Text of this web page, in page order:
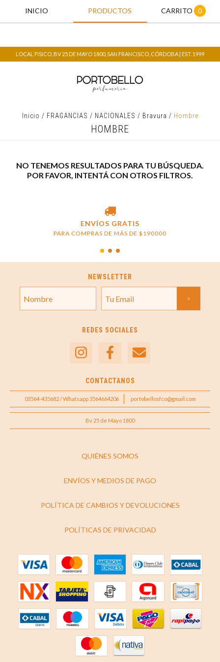
INICIO PRODUCTOS CARRITO 0
LOCAL FISICO, BV 25 DE MAYO 1800, SAN FRANCISCO, CÓRDOBA | EST. 1999
Inicio / FRAGANCIAS / NACIONALES / Bravura / Hombre
HOMBRE
NO TENEMOS RESULTADOS PARA TU BÚSQUEDA.
POR FAVOR, INTENTÁ CON OTROS FILTROS.
ENVÍOS GRATIS
PARA COMPRAS DE MÁS DE $190000
NEWSLETTER
REDES SOCIALES
CONTACTANOS
03564-435682 / Whatsapp 3564664206 portobellosfco@gmail.com
Bv 25 de Mayo 1800
QUIÉNES SOMOS
ENVÍOS Y MEDIOS DE PAGO
POLÍTICA DE CAMBIOS Y DEVOLUCIONES
POLÍTICAS DE PRIVACIDAD